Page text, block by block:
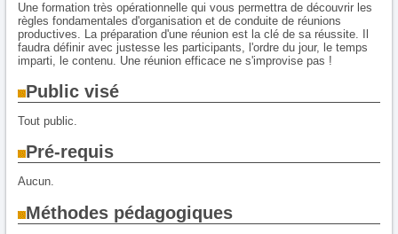
Une formation très opérationnelle qui vous permettra de découvrir les
règles fondamentales d'organisation et de conduite de réunions
productives. La préparation d'une réunion est la clé de sa réussite. Il
faudra définir avec justesse les participants, l'ordre du jour, le temps
imparti, le contenu. Une réunion efficace ne s'improvise pas !
Public visé
Tout public.
Pré-requis
Aucun.
Méthodes pédagogiques